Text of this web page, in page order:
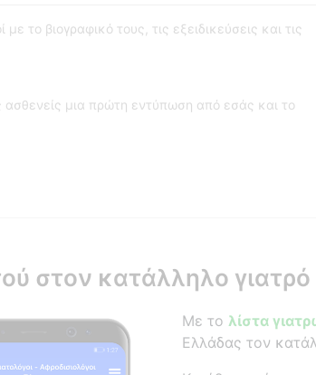
το βιογραφικό τους, τις εξειδικεύσεις και τις
μια πρώτη εντύπωση από εσάς και το
στον κατάλληλο γιατρό
Με το λίστα
Ελλάδας τον